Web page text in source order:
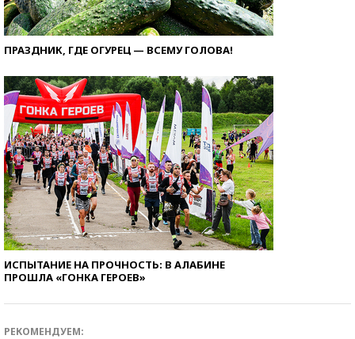
ПРАЗДНИК, ГДЕ ОГУРЕЦ — ВСЕМУ ГОЛОВА!
ИСПЫТАНИЕ НА ПРОЧНОСТЬ: В АЛАБИНЕ
ПРОШЛА «ГОНКА ГЕРОЕВ»
РЕКОМЕНДУЕМ: